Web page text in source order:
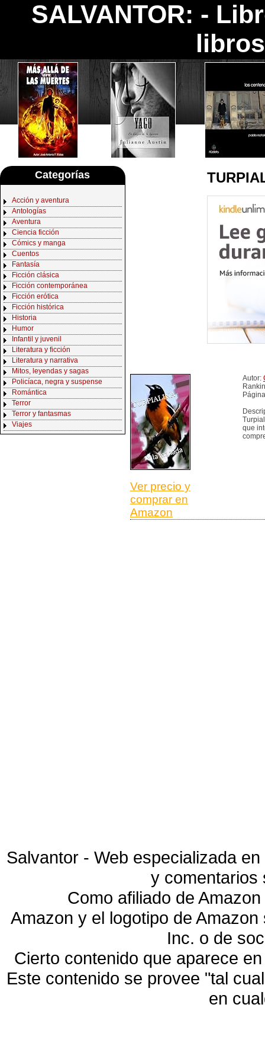
SALVANTOR: -
Categorías
Acción y aventura
Antologías
Aventura
Ciencia ficción
Cómics y manga
Cuentos
Fantasía
Ficción clásica
Ficción contemporánea
Ficción erótica
Ficción histórica
Historia
Humor
Infantil y juvenil
Literatura y ficción
Literatura y narrativa
Mitos, leyendas y sagas
Policíaca, negra y suspense
Romántica
Terror
Terror y fantasmas
Viajes
Ver precio y
comprar en
Amazon
Autor:
que
Salvantor - Web especializada
y
Como afiliado de
Amazon y el logotipo de
Inc. o de
Cierto contenido que aparece
Este contenido se provee "tal
en